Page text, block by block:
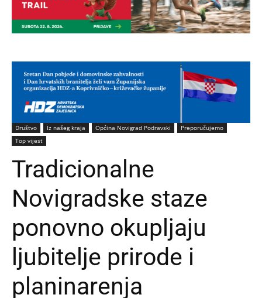
Društvo Iz našeg kraja Općina Novigrad Podravski
Preporučujemo
Top vijest
Tradicionalne
Novigradske staze
ponovno okupljaju
ljubitelje prirode i
planinarenja